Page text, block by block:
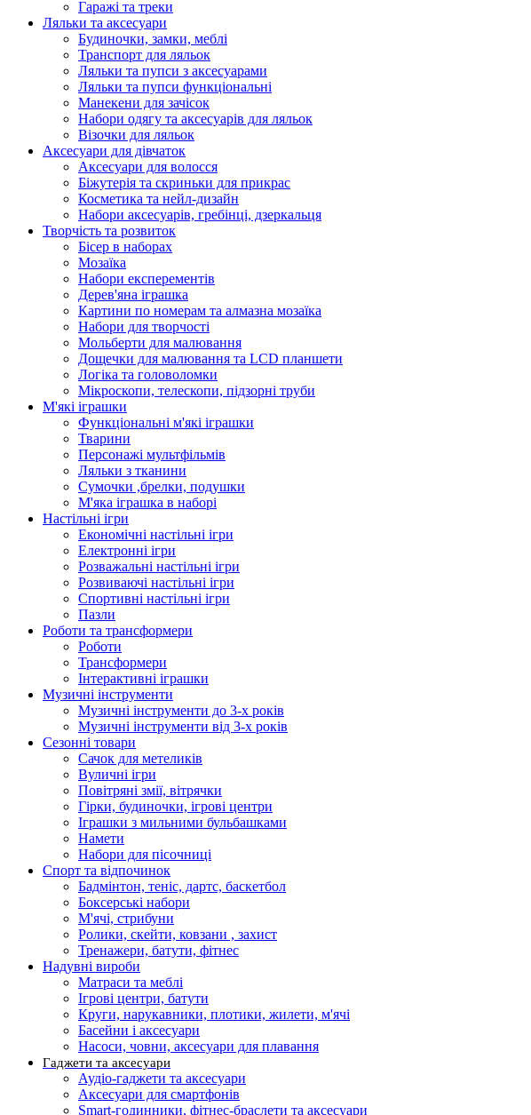
Гаражі та треки
Ляльки та аксесуари
Будиночки, замки, меблі
Транспорт для ляльок
Ляльки та пупси з аксесуарами
Ляльки та пупси функціональні
Манекени для зачісок
Набори одягу та аксесуарів для ляльок
Візочки для ляльок
Аксесуари для дівчаток
Аксесуари для волосся
Біжутерія та скриньки для прикрас
Косметика та нейл-дизайн
Набори аксесуарів, гребінці, дзеркальця
Творчість та розвиток
Бісер в наборах
Мозаїка
Набори експерементів
Дерев'яна іграшка
Картини по номерам та алмазна мозаїка
Набори для творчості
Мольберти для малювання
Дощечки для малювання та LCD планшети
Логіка та головоломки
Мікроскопи, телескопи, підзорні труби
М'які іграшки
Функціональні м'які іграшки
Тварини
Персонажі мультфільмів
Ляльки з тканини
Сумочки ,брелки, подушки
М'яка іграшка в наборі
Настільні ігри
Економічні настільні ігри
Електронні ігри
Розважальні настільні ігри
Розвиваючі настільні ігри
Спортивні настільні ігри
Пазли
Роботи та трансформери
Роботи
Трансформери
Інтерактивні іграшки
Музичні інструменти
Музичні інструменти до 3-х років
Музичні інструменти від 3-х років
Сезонні товари
Сачок для метеликів
Вуличні ігри
Повітряні змії, вітрячки
Гірки, будиночки, ігрові центри
Іграшки з мильними бульбашками
Намети
Набори для пісочниці
Спорт та відпочинок
Бадмінтон, теніс, дартс, баскетбол
Боксерські набори
М'ячі, стрибуни
Ролики, скейти, ковзани , захист
Тренажери, батути, фітнес
Надувні вироби
Матраси та меблі
Ігрові центри, батути
Круги, нарукавники, плотики, жилети, м'ячі
Басейни і аксесуари
Насоси, човни, аксесуари для плавання
Гаджети та аксесуари
Аудіо-гаджети та аксесуари
Аксесуари для смартфонів
Smart-годинники, фітнес-браслети та аксесуари